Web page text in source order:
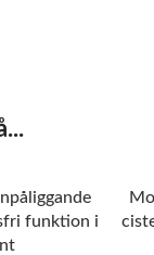
funktion i